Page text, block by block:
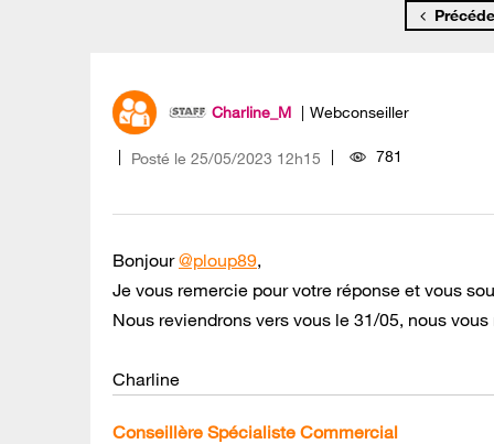
Charline_M Webconseiller
Posté le ‎25/05/2023 12h15 781
Bonjour@ploup89,
Je vous remercie pour votre réponse et vous
Nous reviendrons vers vous le 31/05, nous
Charline
Conseillère Spécialiste Commercial